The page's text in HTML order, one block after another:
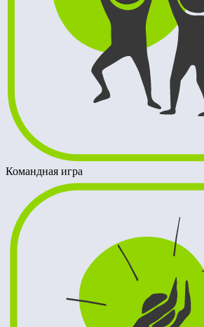
Командная игра